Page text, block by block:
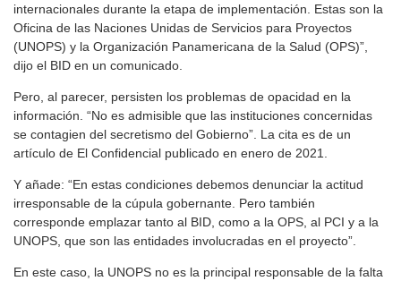
internacionales durante la etapa de implementación. Estas son la
Oficina de las Naciones Unidas de Servicios para Proyectos
(UNOPS) y la Organización Panamericana de la Salud (OPS)”,
dijo el BID en un comunicado.
Pero, al parecer, persisten los problemas de opacidad en la
información. “No es admisible que las instituciones concernidas
se contagien del secretismo del Gobierno”. La cita es de un
artículo de El Confidencial publicado en enero de 2021.
Y añade: “En estas condiciones debemos denunciar la actitud
irresponsable de la cúpula gobernante. Pero también
corresponde emplazar tanto al BID, como a la OPS, al PCI y a la
UNOPS, que son las entidades involucradas en el proyecto”.
En este caso, la UNOPS no es la principal responsable de la falta